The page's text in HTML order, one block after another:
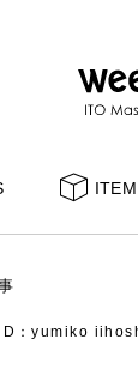
ITEM
：yumiko